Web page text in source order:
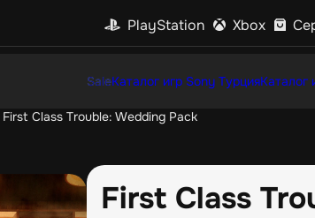
PlayStation Xbox
SaleКаталог игр Sony ТурцияКаталог
Class Trouble: Wedding Pack
First Class